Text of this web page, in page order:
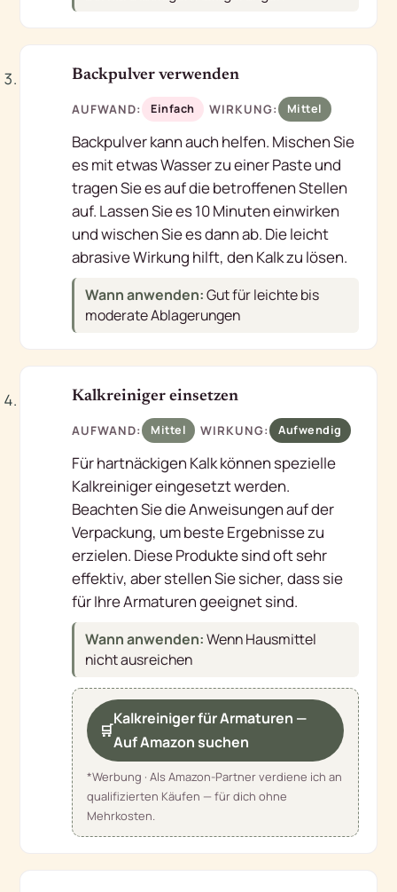
Backpulver verwenden
AUFWAND: Einfach WIRKUNG: Mittel
Backpulver kann auch helfen. Mischen Sie
es mit etwas Wasser zu einer Paste und
tragen Sie es auf die betroffenen Stellen
auf. Lassen Sie es 10 Minuten einwirken
und wischen Sie es dann ab. Die leicht
abrasive Wirkung hilft, den Kalk zu lösen.
Wann anwenden:Gut für leichte bis
moderate Ablagerungen
Kalkreiniger einsetzen
AUFWAND: Mittel WIRKUNG: Aufwendig
Für hartnäckigen Kalk können spezielle
Kalkreiniger eingesetzt werden.
Beachten Sie die Anweisungen auf der
Verpackung, um beste Ergebnisse zu
erzielen. Diese Produkte sind oft sehr
effektiv, aber stellen Sie sicher, dass sie
für Ihre Armaturen geeignet sind.
Wann anwenden:Wenn Hausmittel
nicht ausreichen
🛒
Kalkreiniger für Armaturen —
Auf Amazon suchen
*Werbung · Als Amazon-Partner verdiene ich an
qualifizierten Käufen — für dich ohne
Mehrkosten.